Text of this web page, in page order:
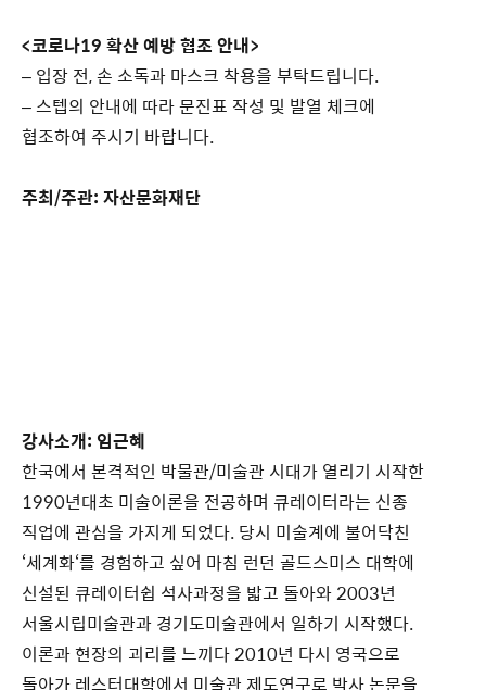
<코로나19 확산 예방 협조 안내>
– 입장 전, 손 소독과 마스크 착용을 부탁드립니다.
– 스텝의 안내에 따라 문진표 작성 및 발열 체크에
협조하여 주시기 바랍니다.
주최/주관: 자산문화재단
강사소개: 임근혜
한국에서 본격적인 박물관/미술관 시대가 열리기 시작한
1990년대초 미술이론을 전공하며 큐레이터라는 신종
직업에 관심을 가지게 되었다. 당시 미술계에 불어닥친
‘세계화‘를 경험하고 싶어 마침 런던 골드스미스 대학에
신설된 큐레이터쉽 석사과정을 밟고 돌아와 2003년
서울시립미술관과 경기도미술관에서 일하기 시작했다.
이론과 현장의 괴리를 느끼다 2010년 다시 영국으로
돌아가 레스터대학에서 미술관 제도연구로 박사 논문을